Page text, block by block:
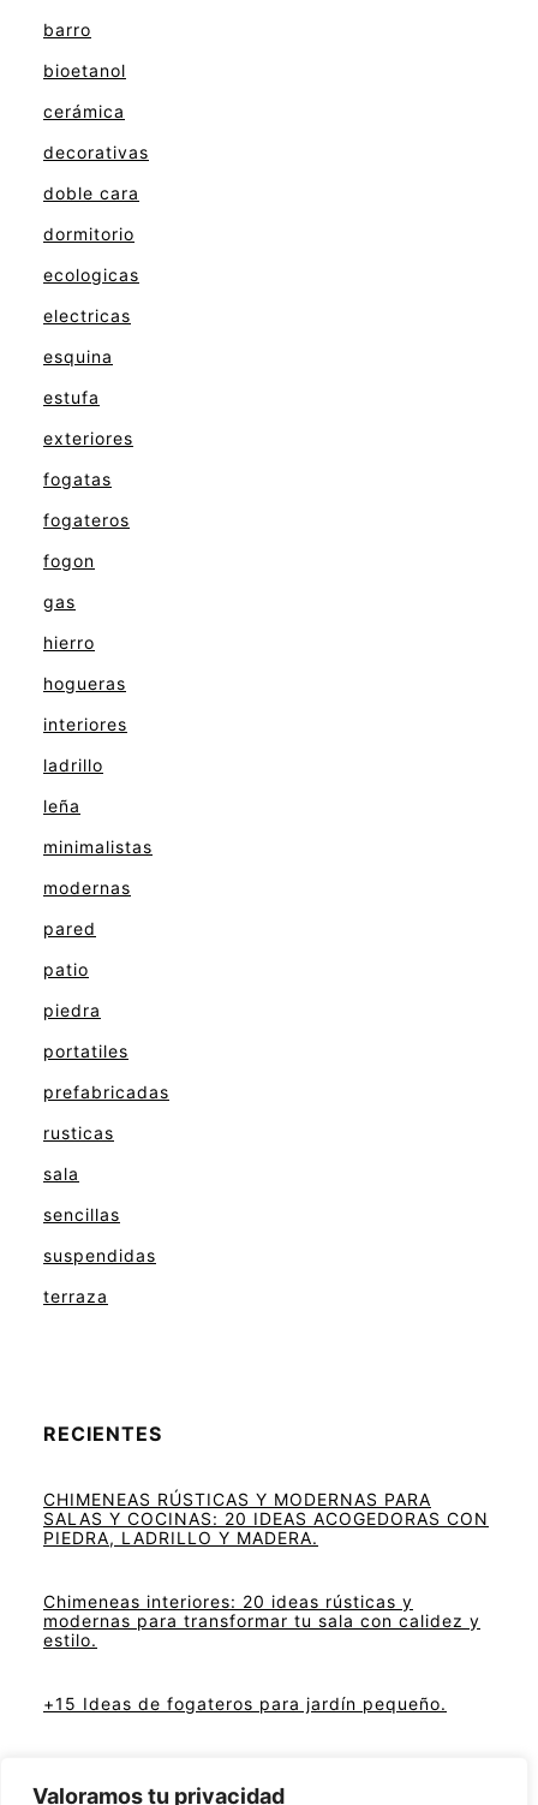
Valoramos tu privacidad
barro
bioetanol
cerámica
decorativas
doble cara
dormitorio
ecologicas
electricas
esquina
estufa
exteriores
fogatas
fogateros
fogon
gas
hierro
hogueras
interiores
ladrillo
leña
minimalistas
modernas
pared
patio
piedra
portatiles
prefabricadas
rusticas
sala
sencillas
suspendidas
terraza
RECIENTES
CHIMENEAS RÚSTICAS Y MODERNAS PARA
SALAS Y COCINAS: 20 IDEAS ACOGEDORAS CON
PIEDRA, LADRILLO Y MADERA.
Chimeneas interiores: 20 ideas rústicas y
modernas para transformar tu sala con calidez y
estilo.
+15 Ideas de fogateros para jardín pequeño.